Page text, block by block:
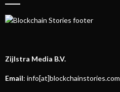
Zijlstra Media B.V.
Email: info[at]blockchainstories.com